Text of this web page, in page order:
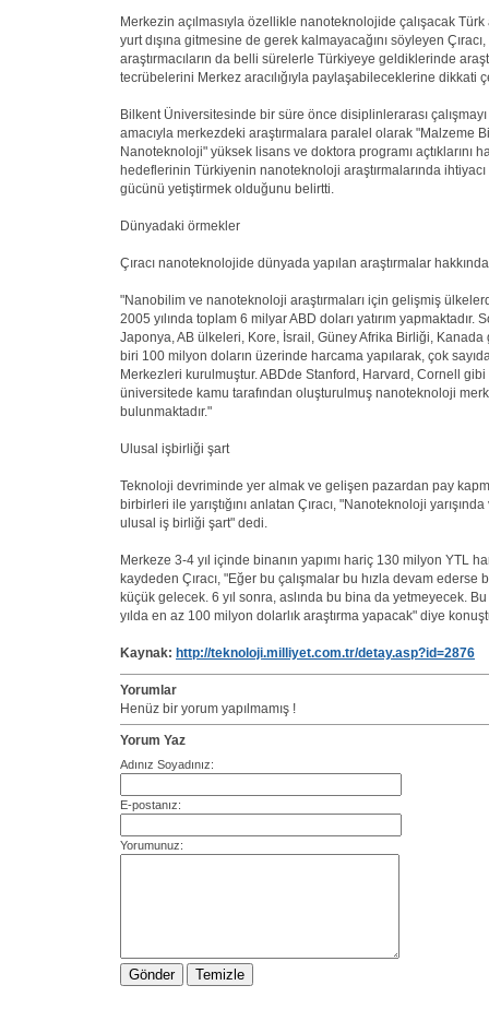
Merkezin açılmasıyla özellikle nanoteknolojide çalışacak
yurt dışına gitmesine de gerek kalmayacağını söyleyen
araştırmacıların da belli sürelerle Türkiyeye geldiklerinde
tecrübelerini Merkez aracılığıyla paylaşabileceklerine dikkati
Bilkent Üniversitesinde bir süre önce disiplinlerarası
amacıyla merkezdeki araştırmalara paralel olarak "Malzeme
Nanoteknoloji" yüksek lisans ve doktora programı açtıklarını
hedeflerinin Türkiyenin nanoteknoloji araştırmalarında
gücünü yetiştirmek olduğunu belirtti.
Dünyadaki örmekler
Çıracı nanoteknolojide dünyada yapılan araştırmalar
"Nanobilim ve nanoteknoloji araştırmaları için gelişmiş
2005 yılında toplam 6 milyar ABD doları yatırım yapmaktadır.
Japonya, AB ülkeleri, Kore, İsrail, Güney Afrika Birliği,
biri 100 milyon doların üzerinde harcama yapılarak, çok
Merkezleri kurulmuştur. ABDde Stanford, Harvard, Cornell gibi
üniversitede kamu tarafından oluşturulmuş nanoteknoloji
bulunmaktadır."
Ulusal işbirliği şart
Teknoloji devriminde yer almak ve gelişen pazardan pay
birbirleri ile yarıştığını anlatan Çıracı, "Nanoteknoloji
ulusal iş birliği şart" dedi.
Merkeze 3-4 yıl içinde binanın yapımı hariç 130 milyon YTL
kaydeden Çıracı, "Eğer bu çalışmalar bu hızla devam ederse
küçük gelecek. 6 yıl sonra, aslında bu bina da yetmeyecek.
yılda en az 100 milyon dolarlık araştırma yapacak" diye
Kaynak: http://teknoloji.milliyet.com.tr/detay.asp?id=2876
Yorumlar
Henüz bir yorum yapılmamış !
Yorum Yaz
Adınız Soyadınız:
E-postanız:
Yorumunuz: